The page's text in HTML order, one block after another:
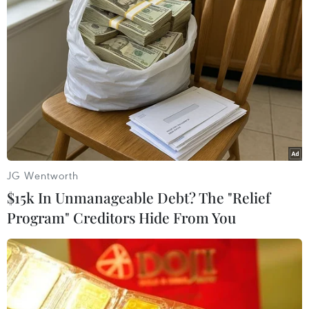
Anh dàn đội hình quân sự "khủng" tới Bắc Cực,
đối đầu áp lực từ Nga
TIN LIÊN QUAN
JG Wentworth
$15k In Unmanageable Debt? The "Relief
Program" Creditors Hide From You